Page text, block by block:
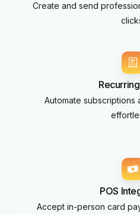
Create and send
Automate subscriptions
POS
Accept in-person card